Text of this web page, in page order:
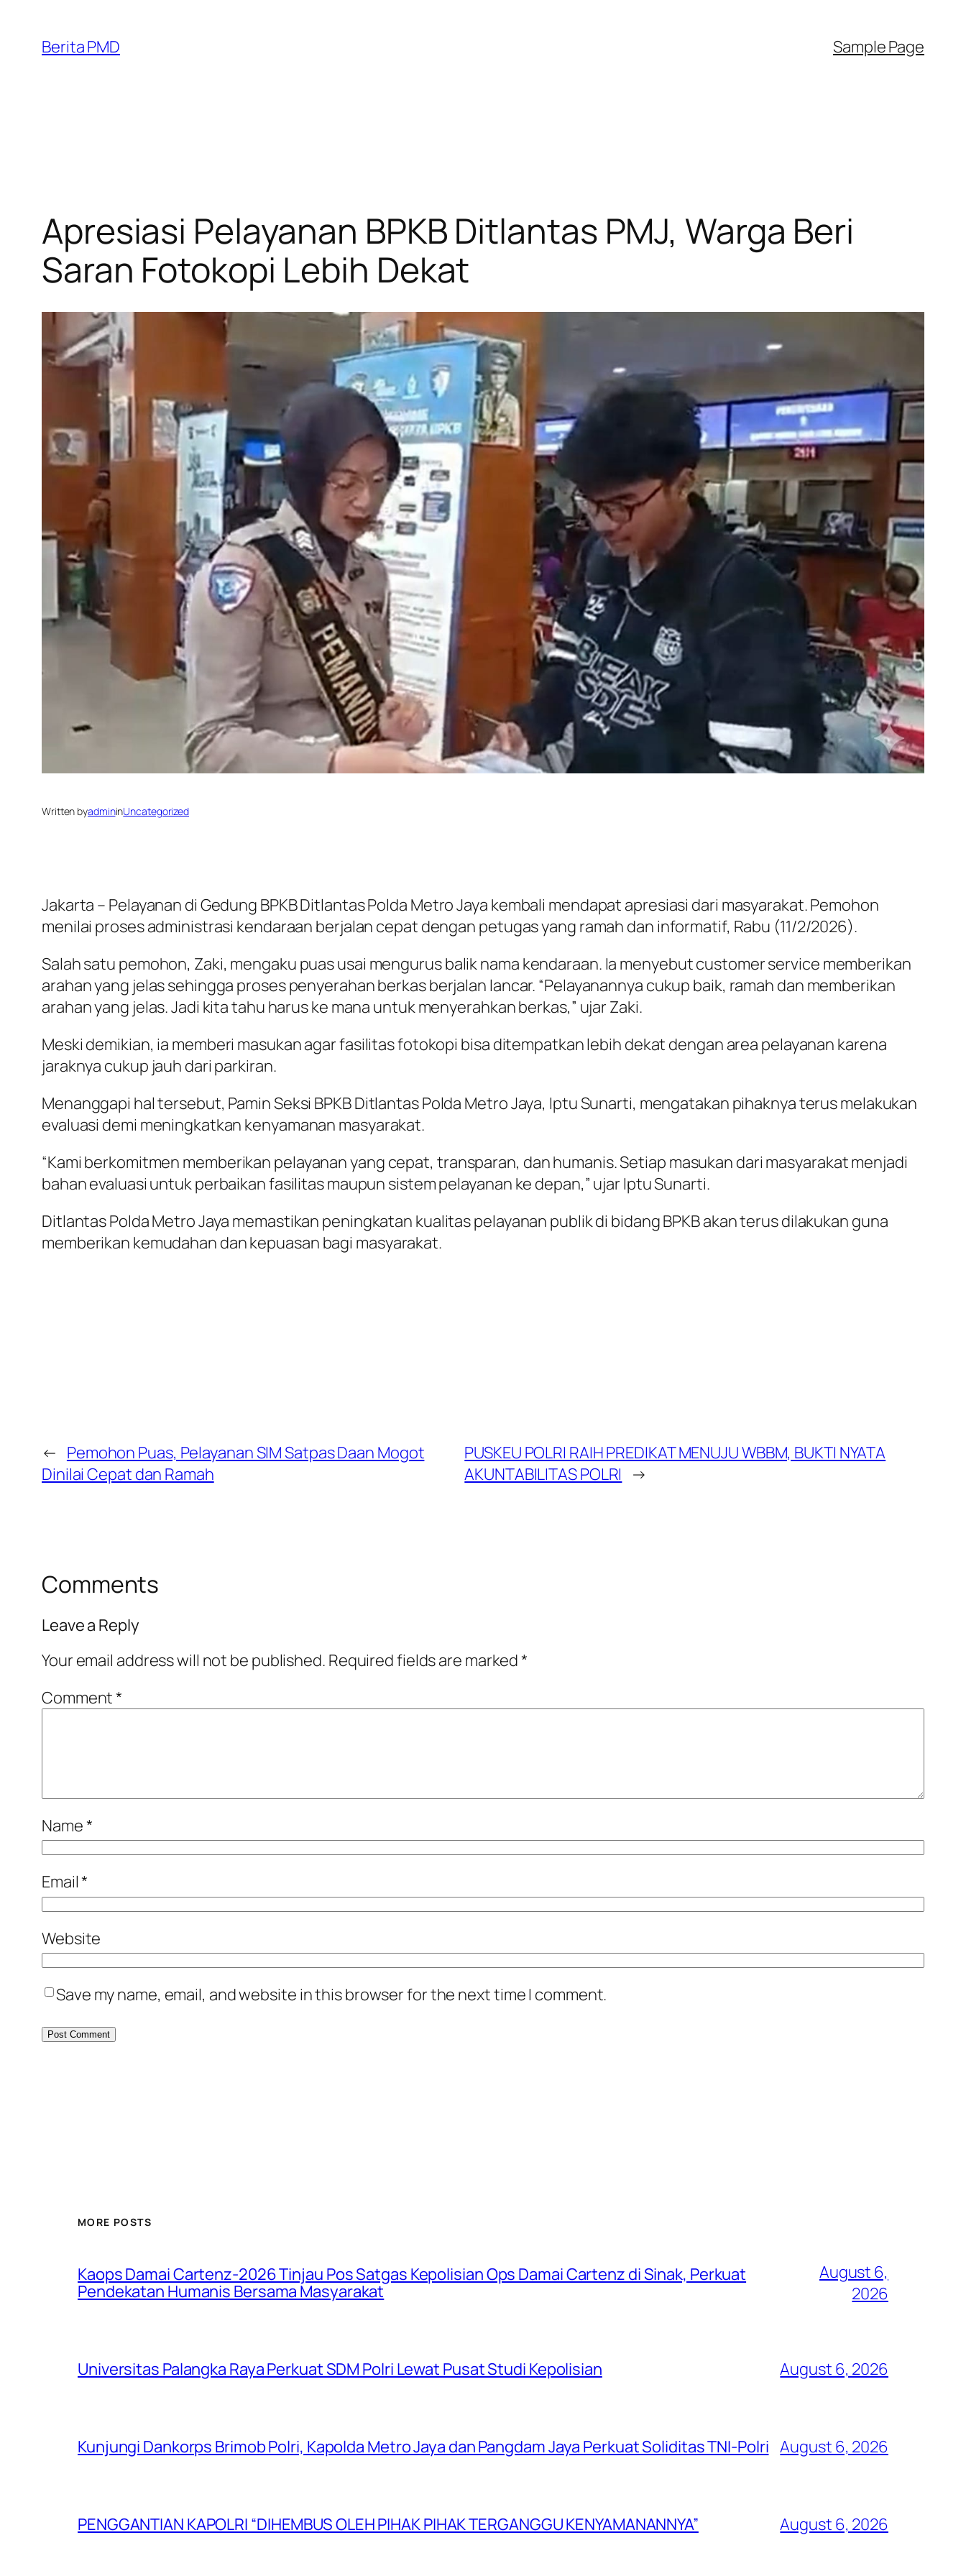
content
Berita PMD Sample Page
Apresiasi Pelayanan BPKB Ditlantas PMJ, Warga Beri
Saran Fotokopi Lebih Dekat
Written byadmininUncategorized
Jakarta – Pelayanan di Gedung BPKB Ditlantas Polda Metro Jaya kembali mendapat apresiasi dari masyarakat. Pemohon
menilai proses administrasi kendaraan berjalan cepat dengan petugas yang ramah dan informatif, Rabu (11/2/2026).
Salah satu pemohon, Zaki, mengaku puas usai mengurus balik nama kendaraan. Ia menyebut customer service memberikan
arahan yang jelas sehingga proses penyerahan berkas berjalan lancar. “Pelayanannya cukup baik, ramah dan memberikan
arahan yang jelas. Jadi kita tahu harus ke mana untuk menyerahkan berkas,” ujar Zaki.
Meski demikian, ia memberi masukan agar fasilitas fotokopi bisa ditempatkan lebih dekat dengan area pelayanan karena
jaraknya cukup jauh dari parkiran.
Menanggapi hal tersebut, Pamin Seksi BPKB Ditlantas Polda Metro Jaya, Iptu Sunarti, mengatakan pihaknya terus melakukan
evaluasi demi meningkatkan kenyamanan masyarakat.
“Kami berkomitmen memberikan pelayanan yang cepat, transparan, dan humanis. Setiap masukan dari masyarakat menjadi
bahan evaluasi untuk perbaikan fasilitas maupun sistem pelayanan ke depan,” ujar Iptu Sunarti.
Ditlantas Polda Metro Jaya memastikan peningkatan kualitas pelayanan publik di bidang BPKB akan terus dilakukan guna
memberikan kemudahan dan kepuasan bagi masyarakat.
← Pemohon Puas, Pelayanan SIM Satpas Daan Mogot
Dinilai Cepat dan Ramah
PUSKEU POLRI RAIH PREDIKAT MENUJU WBBM, BUKTI NYATA
AKUNTABILITAS POLRI →
Comments
Leave a Reply
Your email address will not be published. Required fields are marked*
Comment*
Name*
Email*
Website
Save my name, email, and website in this browser for the next time I comment.
MORE POSTS
Kaops Damai Cartenz-2026 Tinjau Pos Satgas Kepolisian Ops Damai Cartenz di Sinak, Perkuat
Pendekatan Humanis Bersama Masyarakat
August 6,
2026
Universitas Palangka Raya Perkuat SDM Polri Lewat Pusat Studi Kepolisian August 6, 2026
Kunjungi Dankorps Brimob Polri, Kapolda Metro Jaya dan Pangdam Jaya Perkuat Soliditas TNI-Polri August 6, 2026
PENGGANTIAN KAPOLRI “DIHEMBUS OLEH PIHAK PIHAK TERGANGGU KENYAMANANNYA” August 6, 2026